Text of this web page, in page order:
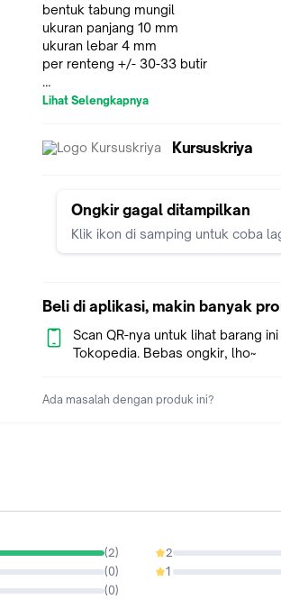
bentuk tabung mungil
ukuran panjang 10 mm
ukuran lebar 4 mm
per renteng +/- 30-33 butir
NOTE : Komplain maximal 1 X 24 jam terhitung paket
Terima kasih.
**Barang Ready, jumlah stock sesuai
Lihat Selengkapnya
Kursuskriya
Ongkir gagal ditampilkan
Klik ikon di samping untuk coba
Beli di aplikasi, makin banyak
Scan QR-nya untuk lihat barang
Tokopedia. Bebas ongkir, lho~
Ada masalah dengan produk ini?
(2)
(0)
(0)
2
0%
1
0%